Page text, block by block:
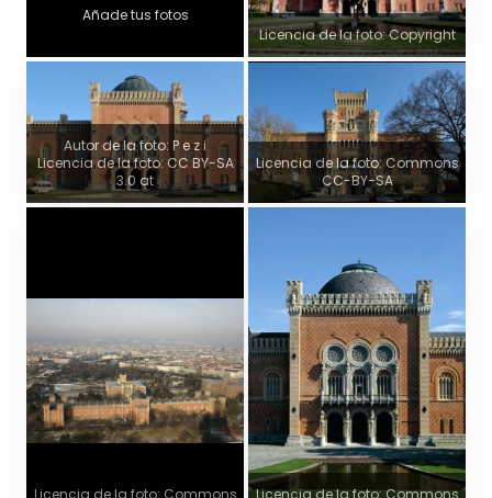
Añade tus fotos
Licencia de la foto: Copyright
Autor de la foto: P e z i
Licencia de la foto: CC BY-SA
3.0 at
Licencia de la foto: Commons
CC-BY-SA
Licencia de la foto: Commons
Licencia de la foto: Commons